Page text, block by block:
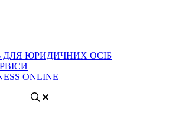
ДЛЯ ЮРИДИЧНИХ ОСІБ
ONLINE